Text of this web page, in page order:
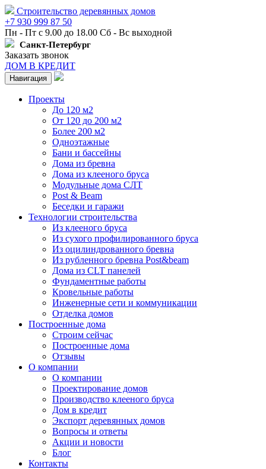
Строительство деревянных домов
+7 930 999 87 50
Пн - Пт с 9.00 до 18.00 Сб - Вс выходной
Санкт-Петербург
Заказать звонок
ДОМ В КРЕДИТ
Навигация
Проекты
До 120 м2
От 120 до 200 м2
Более 200 м2
Одноэтажные
Бани и бассейны
Дома из бревна
Дома из клееного бруса
Модульные дома СЛТ
Post & Beam
Беседки и гаражи
Технологии строительства
Из клееного бруса
Из сухого профилированного бруса
Из оцилиндрованного бревна
Из рубленного бревна Post&beam
Дома из CLT панелей
Фундаментные работы
Кровельные работы
Инженерные сети и коммуникации
Отделка домов
Построенные дома
Строим сейчас
Построенные дома
Отзывы
О компании
О компании
Проектирование домов
Производство клееного бруса
Дом в кредит
Экспорт деревянных домов
Вопросы и ответы
Акции и новости
Блог
Контакты